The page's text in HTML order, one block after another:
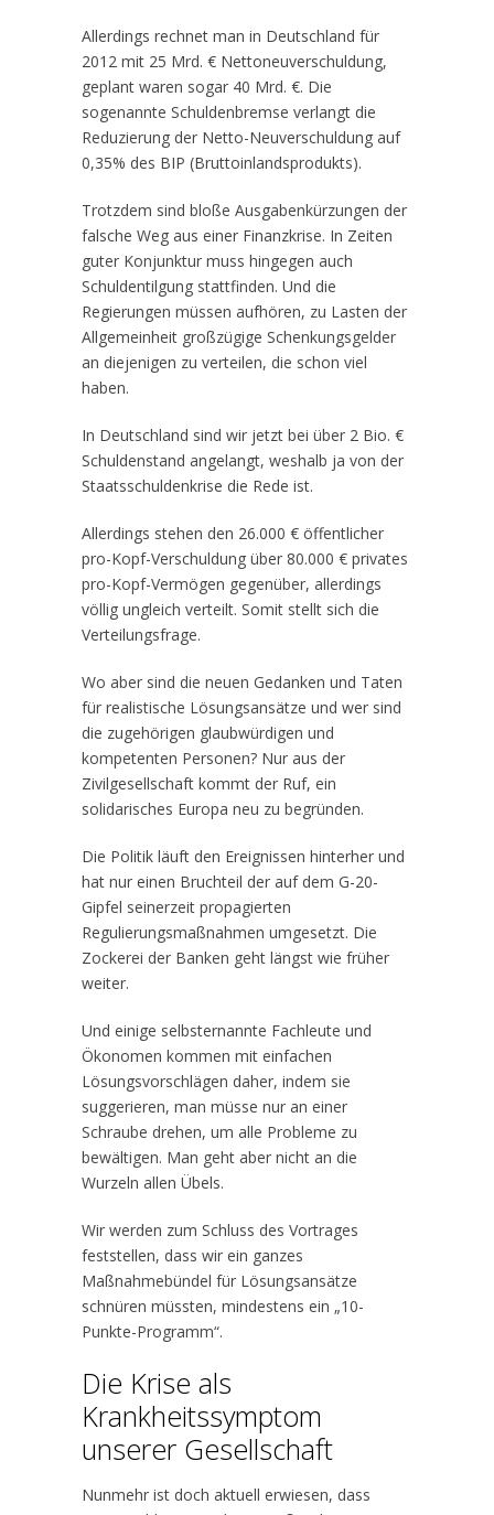
Allerdings rechnet man in Deutschland für
2012 mit 25 Mrd. € Nettoneuverschuldung,
geplant waren sogar 40 Mrd. €. Die
sogenannte Schuldenbremse verlangt die
Reduzierung der Netto-Neuverschuldung auf
0,35% des BIP (Bruttoinlandsprodukts).
Trotzdem sind bloße Ausgabenkürzungen der
falsche Weg aus einer Finanzkrise. In Zeiten
guter Konjunktur muss hingegen auch
Schuldentilgung stattfinden. Und die
Regierungen müssen aufhören, zu Lasten der
Allgemeinheit großzügige Schenkungsgelder
an diejenigen zu verteilen, die schon viel
haben.
In Deutschland sind wir jetzt bei über 2 Bio. €
Schuldenstand angelangt, weshalb ja von der
Staatsschuldenkrise die Rede ist.
Allerdings stehen den 26.000 € öffentlicher
pro-Kopf-Verschuldung über 80.000 € privates
pro-Kopf-Vermögen gegenüber, allerdings
völlig ungleich verteilt. Somit stellt sich die
Verteilungsfrage.
Wo aber sind die neuen Gedanken und Taten
für realistische Lösungsansätze und wer sind
die zugehörigen glaubwürdigen und
kompetenten Personen? Nur aus der
Zivilgesellschaft kommt der Ruf, ein
solidarisches Europa neu zu begründen.
Die Politik läuft den Ereignissen hinterher und
hat nur einen Bruchteil der auf dem G-20-
Gipfel seinerzeit propagierten
Regulierungsmaßnahmen umgesetzt. Die
Zockerei der Banken geht längst wie früher
weiter.
Und einige selbsternannte Fachleute und
Ökonomen kommen mit einfachen
Lösungsvorschlägen daher, indem sie
suggerieren, man müsse nur an einer
Schraube drehen, um alle Probleme zu
bewältigen. Man geht aber nicht an die
Wurzeln allen Übels.
Wir werden zum Schluss des Vortrages
feststellen, dass wir ein ganzes
Maßnahmebündel für Lösungsansätze
schnüren müssten, mindestens ein „10-
Punkte-Programm“.
Die Krise als
Krankheitssymptom
unserer Gesellschaft
Nunmehr ist doch aktuell erwiesen, dass